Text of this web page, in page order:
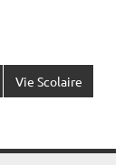
Vie Scolaire